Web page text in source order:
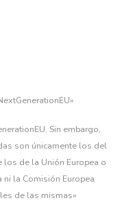
Sin embargo,
son únicamente los del
los de la Unión Europea o
ni la Comisión Europea
de las mismas»